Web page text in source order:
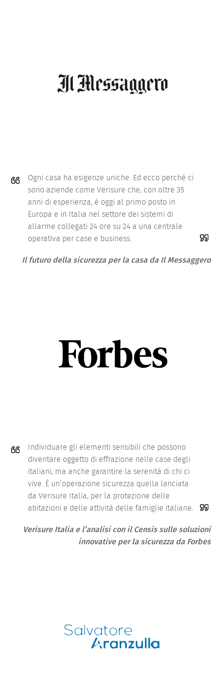
Ogni casa ha esigenze uniche. Ed ecco perché ci
sono aziende come Verisure che, con oltre 35
anni di esperienza, è oggi al primo posto in
Europa e in Italia nel settore dei sistemi di
allarme collegati 24 ore su 24 a una centrale
operativa per case e business.
Il futuro della sicurezza per la casa da Il Messaggero
Individuare gli elementi sensibili che possono
diventare oggetto di effrazione nelle case degli
italiani, ma anche garantire la serenità di chi ci
vive. È un’operazione sicurezza quella lanciata
da Verisure Italia, per la protezione delle
abitazioni e delle attività delle famiglie italiane.
Verisure Italia e l’analisi con il Censis sulle soluzioni
innovative per la sicurezza da Forbes